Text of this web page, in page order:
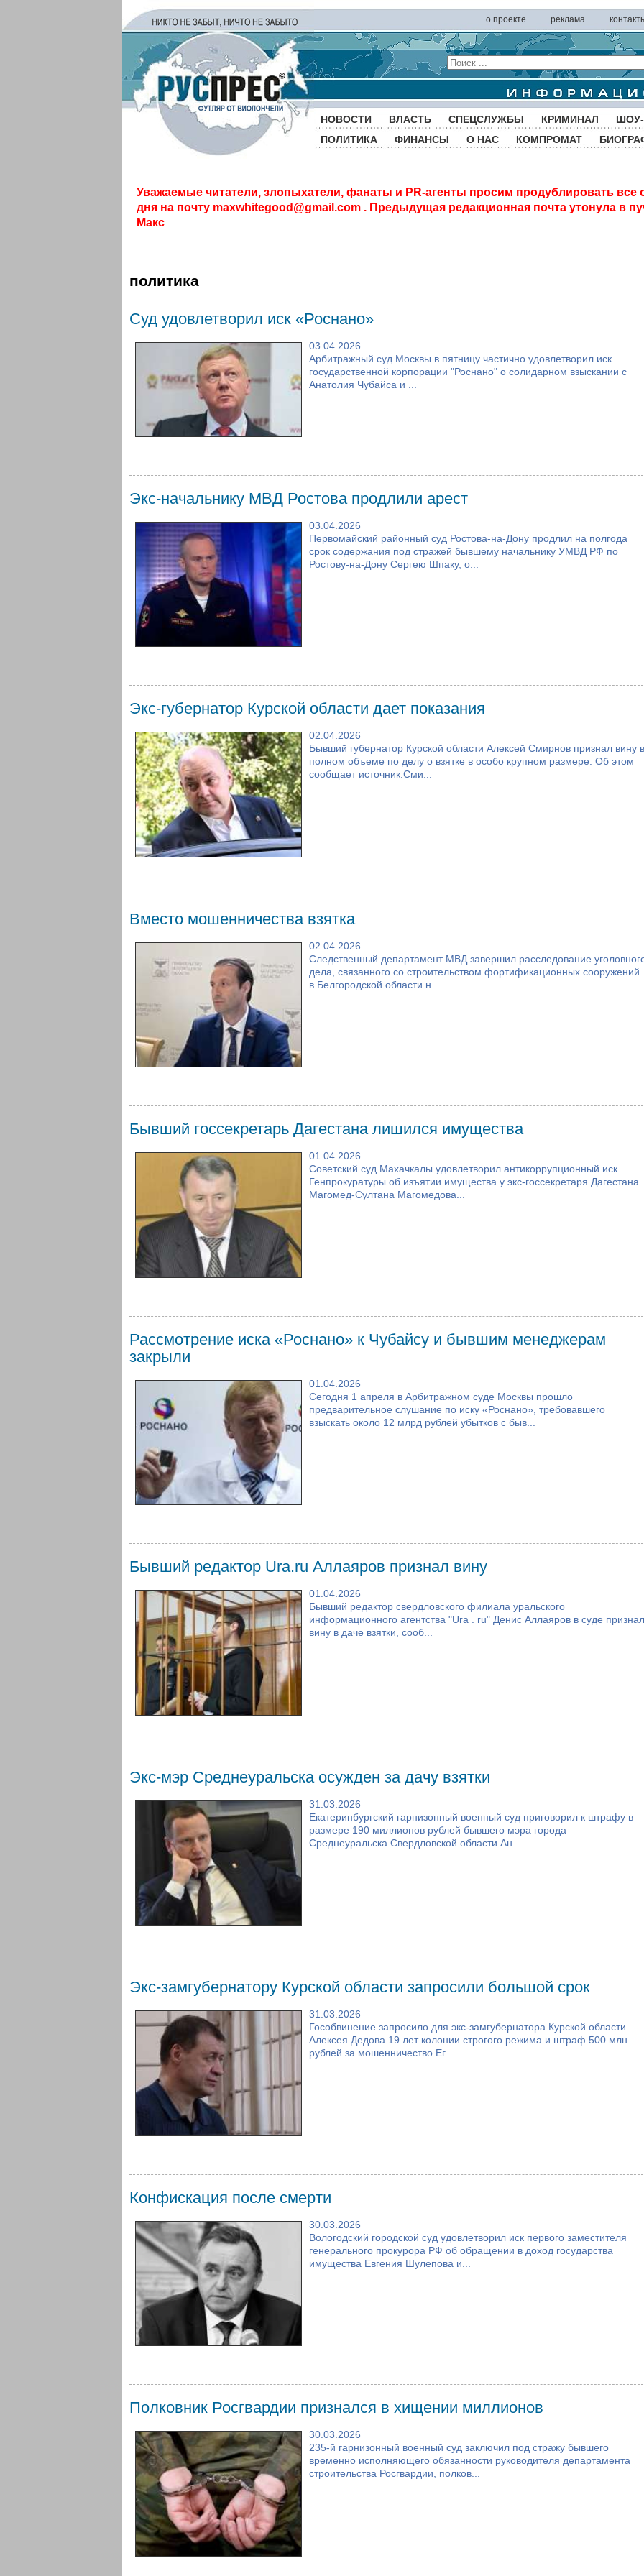
о проекте реклама
НОВОСТИ ВЛАСТЬ СПЕЦСЛУЖБЫ КРИМИНАЛ
ПОЛИТИКА
ФИНАНСЫ О НАС КОМПРОМАТ
Уважаемые читатели, злопыхатели, фанаты и PR-агенты просим продублировать все
дня на почту maxwhitegood@gmail.com . Предыдущая редакционная почта утонула в
Макс
политика
Суд удовлетворил иск «Роснано»
03.04.2026
Арбитражный суд Москвы в пятницу частично удовлетворил иск
государственной корпорации "Роснано" о солидарном взыскании с
Анатолия Чубайса и ...
Экс-начальнику МВД Ростова продлили арест
03.04.2026
Первомайский районный суд Ростова-на-Дону продлил на полгода
срок содержания под стражей бывшему начальнику УМВД РФ по
Ростову-на-Дону Сергею Шпаку, о...
Экс-губернатор Курской области дает показания
02.04.2026
Бывший губернатор Курской области Алексей Смирнов признал вину в
полном объеме по делу о взятке в особо крупном размере. Об этом
сообщает источник.Сми...
Вместо мошенничества взятка
02.04.2026
Следственный департамент МВД завершил расследование
дела, связанного со строительством фортификационных сооружений
в Белгородской области н...
Бывший госсекретарь Дагестана лишился имущества
01.04.2026
Советский суд Махачкалы удовлетворил антикоррупционный иск
Генпрокуратуры об изъятии имущества у экс-госсекретаря Дагестана
Магомед-Султана Магомедова...
Рассмотрение иска «Роснано» к Чубайсу и бывшим менеджерам
закрыли
01.04.2026
Сегодня 1 апреля в Арбитражном суде Москвы прошло
предварительное слушание по иску «Роснано», требовавшего
взыскать около 12 млрд рублей убытков с быв...
Бывший редактор Ura.ru Аллаяров признал вину
01.04.2026
Бывший редактор свердловского филиала уральского
информационного агентства "Ura . ru" Денис Аллаяров в суде признал
вину в даче взятки, сооб...
Экс-мэр Среднеуральска осужден за дачу взятки
31.03.2026
Екатеринбургский гарнизонный военный суд приговорил к штрафу в
размере 190 миллионов рублей бывшего мэра города
Среднеуральска Свердловской области Ан...
Экс-замгубернатору Курской области запросили большой срок
31.03.2026
Гособвинение запросило для экс-замгубернатора Курской области
Алексея Дедова 19 лет колонии строгого режима и штраф 500 млн
рублей за мошенничество.Ег...
Конфискация после смерти
30.03.2026
Вологодский городской суд удовлетворил иск первого заместителя
генерального прокурора РФ об обращении в доход государства
имущества Евгения Шулепова и...
Полковник Росгвардии признался в хищении миллионов
30.03.2026
235-й гарнизонный военный суд заключил под стражу бывшего
временно исполняющего обязанности руководителя департамента
строительства Росгвардии, полков...